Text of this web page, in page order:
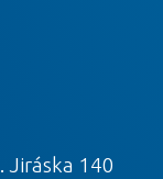
Jiráska 140